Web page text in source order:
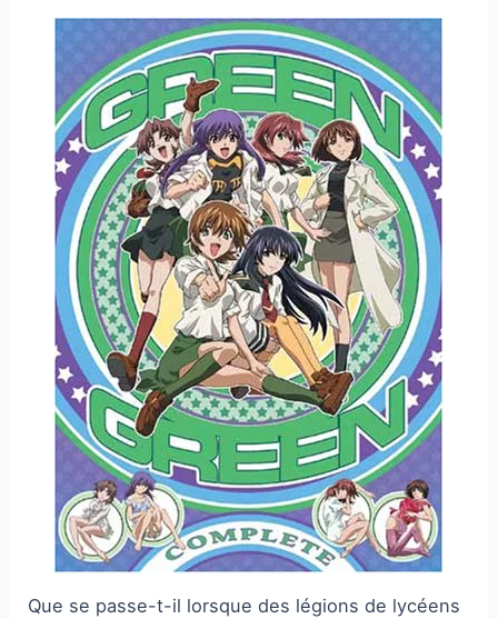
Que se passe-t-il lorsque des légions de lycéens